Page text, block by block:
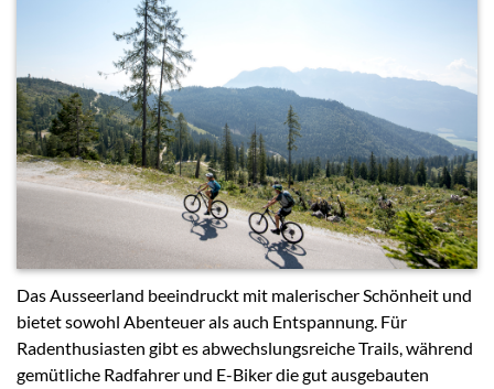
Das Ausseerland beeindruckt mit malerischer Schönheit und
bietet sowohl Abenteuer als auch Entspannung. Für
Radenthusiasten gibt es abwechslungsreiche Trails, während
gemütliche Radfahrer und E-Biker die gut ausgebauten